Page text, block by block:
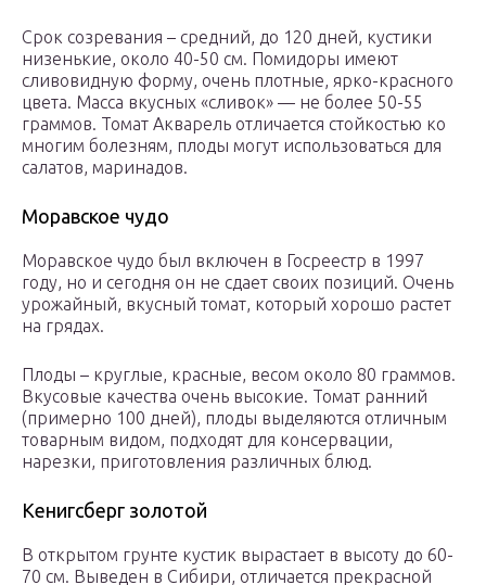
Срок созревания – средний, до 120 дней, кустики
низенькие, около 40-50 см. Помидоры имеют
сливовидную форму, очень плотные, ярко-красного
цвета. Масса вкусных «сливок» — не более 50-55
граммов. Томат Акварель отличается стойкостью ко
многим болезням, плоды могут использоваться для
салатов, маринадов.
Моравское чудо
Моравское чудо был включен в Госреестр в 1997
году, но и сегодня он не сдает своих позиций. Очень
урожайный, вкусный томат, который хорошо растет
на грядах.
Плоды – круглые, красные, весом около 80 граммов.
Вкусовые качества очень высокие. Томат ранний
(примерно 100 дней), плоды выделяются отличным
товарным видом, подходят для консервации,
нарезки, приготовления различных блюд.
Кенигсберг золотой
В открытом грунте кустик вырастает в высоту до 60-
70 см. Выведен в Сибири, отличается прекрасной